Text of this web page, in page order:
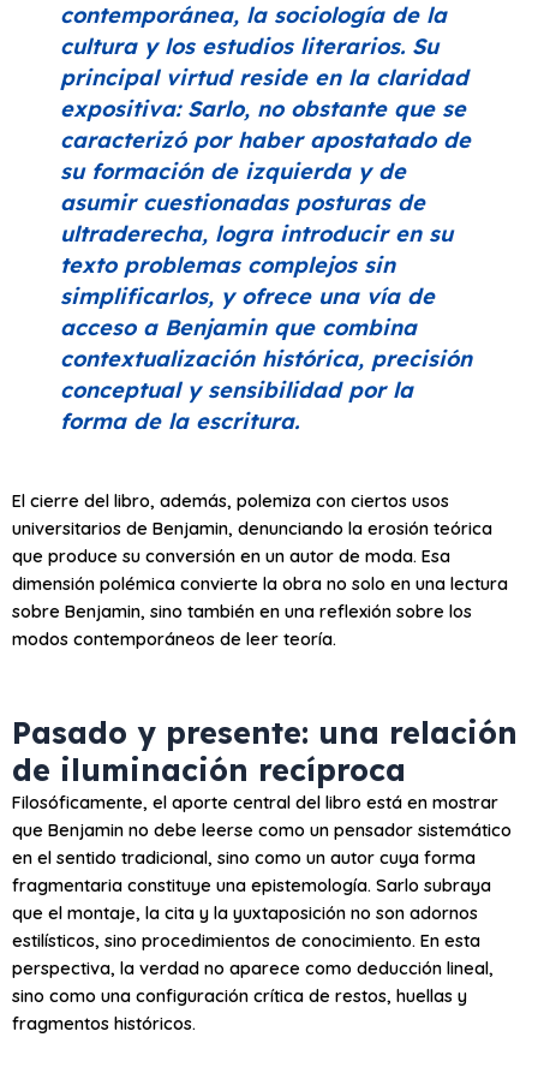
contemporánea, la sociología de la
cultura y los estudios literarios. Su
principal virtud reside en la claridad
expositiva: Sarlo, no obstante que se
caracterizó por haber apostatado de
su formación de izquierda y de
asumir cuestionadas posturas de
ultraderecha, logra introducir en su
texto problemas complejos sin
simplificarlos, y ofrece una vía de
acceso a Benjamin que combina
contextualización histórica, precisión
conceptual y sensibilidad por la
forma de la escritura.
El cierre del libro, además, polemiza con ciertos usos
universitarios de Benjamin, denunciando la erosión teórica
que produce su conversión en un autor de moda. Esa
dimensión polémica convierte la obra no solo en una lectura
sobre Benjamin, sino también en una reflexión sobre los
modos contemporáneos de leer teoría.
Pasado y presente: una relación
de iluminación recíproca
Filosóficamente, el aporte central del libro está en mostrar
que Benjamin no debe leerse como un pensador sistemático
en el sentido tradicional, sino como un autor cuya forma
fragmentaria constituye una epistemología. Sarlo subraya
que el montaje, la cita y la yuxtaposición no son adornos
estilísticos, sino procedimientos de conocimiento. En esta
perspectiva, la verdad no aparece como deducción lineal,
sino como una configuración crítica de restos, huellas y
fragmentos históricos.